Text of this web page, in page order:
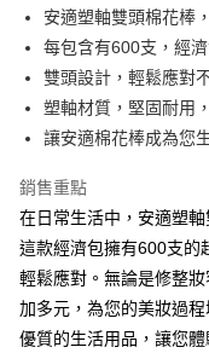
Apple Pay
街口支付
悠遊付
Google Pay
AFTEE先享後付
相關說明
【關於「AFTEE先享後付」
AFTEE先享後付是「在收
便利好安心！
１．簡單：不需註冊會員、
２．便利：只要手機號碼，
安適塑軸雙頭棉花棒
每包含有600支，經
雙頭設計，輕鬆應對
塑軸材質，堅固耐用
讓安適棉花棒成為您
銷售重點
在日常生活中，安適塑
這款經濟包擁有600支的
輕鬆應對。無論是修整
加多元，為您的美妝過
優質的生活用品，讓您